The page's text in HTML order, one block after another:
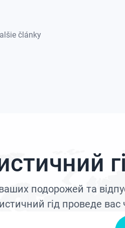
články
подорожей та
гід проведе